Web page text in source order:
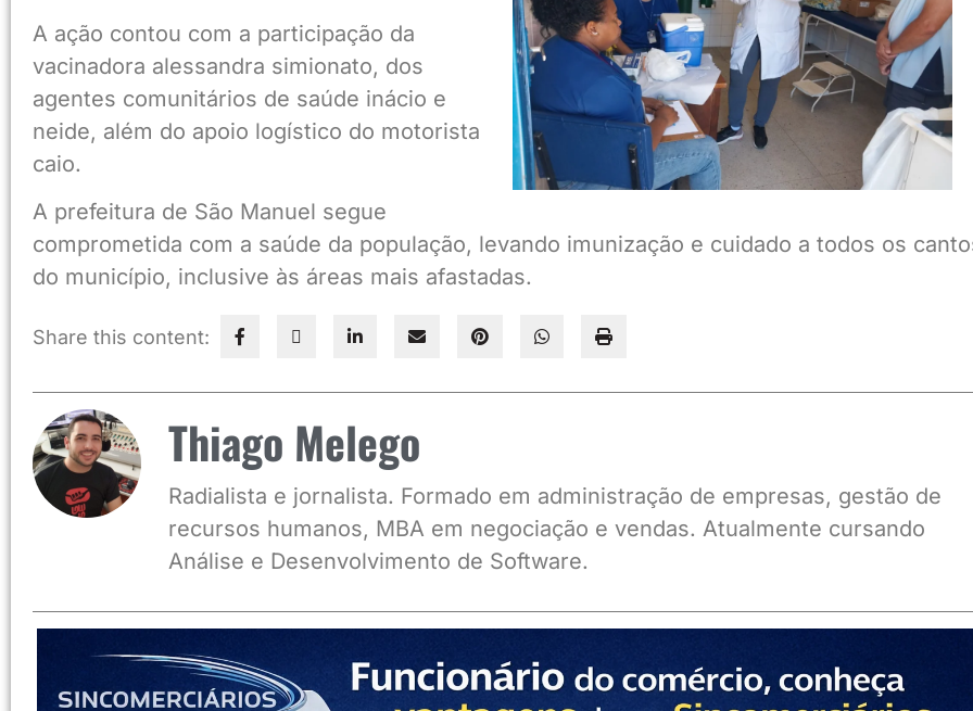
A ação contou com a participação da
vacinadora alessandra simionato, dos
agentes comunitários de saúde inácio e
neide, além do apoio logístico do motorista
caio.
A prefeitura de São Manuel segue
comprometida com a saúde da população, levando imunização e cuidado a todos os
do município, inclusive às áreas mais afastadas.
Share this content:
Thiago Melego
Radialista e jornalista. Formado em administração de empresas, gestão de
recursos humanos, MBA em negociação e vendas. Atualmente cursando
Análise e Desenvolvimento de Software.